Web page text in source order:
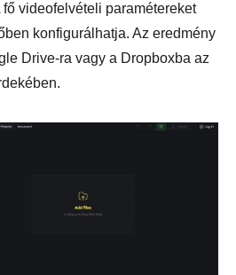
videofelvételi paramétereket
konfigurálhatja. Az eredmény
Drive-ra vagy a Dropboxba az